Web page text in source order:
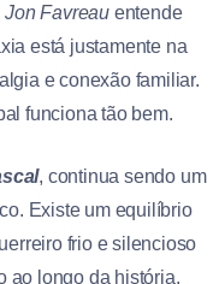
Jon Favreau entende
está justamente na
e conexão familiar.
funciona tão bem.
, continua sendo um
Existe um equilíbrio
frio e silencioso
ao longo da história.